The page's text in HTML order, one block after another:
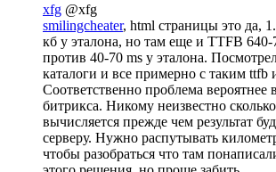
xfg @xfg
smilingcheater, html страницы это да,
кб у эталона, но там еще и TTFB 640-
против 40-70 ms у эталона.
каталоги и все примерно с таким ttfb
Соответственно проблема вероятнее
битрикса. Никому неизвестно
вычисляется прежде чем результат
серверу. Нужно распутывать
чтобы разобраться что там